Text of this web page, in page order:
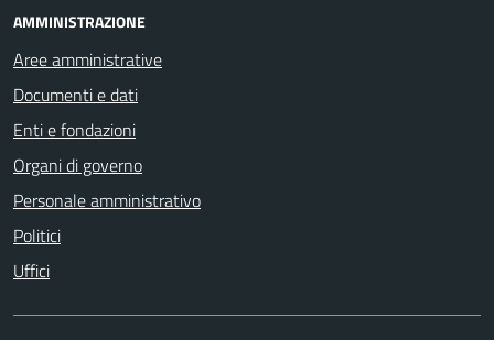
AMMINISTRAZIONE
Aree amministrative
Documenti e dati
Enti e fondazioni
Organi di governo
Personale amministrativo
Politici
Uffici